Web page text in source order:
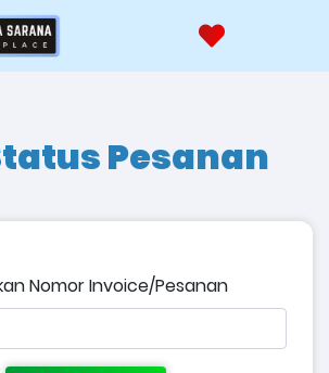
Pesanan
Nomor Invoice/Pesanan